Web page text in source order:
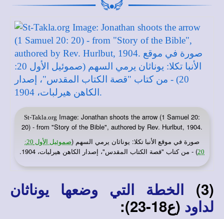
St-Takla.org Image: Jonathan shoots the arrow (1 Samuel 20:
20) - from "Story of the Bible", authored by Rev. Hurlbut, 1904.
صورة في موقع الأنبا تكلا: يوناثان يرمي السهم (
صموئيل الأول 20:
20) - من كتاب "قصة الكتاب المقدس"، إصدار الكاهن هيرلبات، 1904.
(3)
الخطة التي وضعها يوناثان
لداود (ع18-23):